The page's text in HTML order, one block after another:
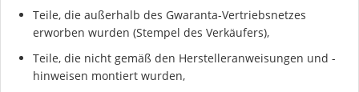
Teile, die außerhalb des Gwaranta-Vertriebsnetzes
erworben wurden (Stempel des Verkäufers),
Teile, die nicht gemäß den Herstelleranweisungen und -
hinweisen montiert wurden,